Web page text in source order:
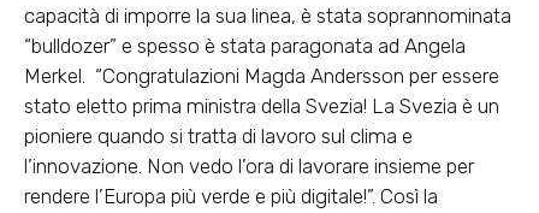
capacità di imporre la sua linea, è stata soprannominata
“bulldozer” e spesso è stata paragonata ad Angela
Merkel. “Congratulazioni Magda Andersson per essere
stato eletto prima ministra della Svezia! La Svezia è un
pioniere quando si tratta di lavoro sul clima e
l’innovazione. Non vedo l’ora di lavorare insieme per
rendere l’Europa più verde e più digitale!”. Così la